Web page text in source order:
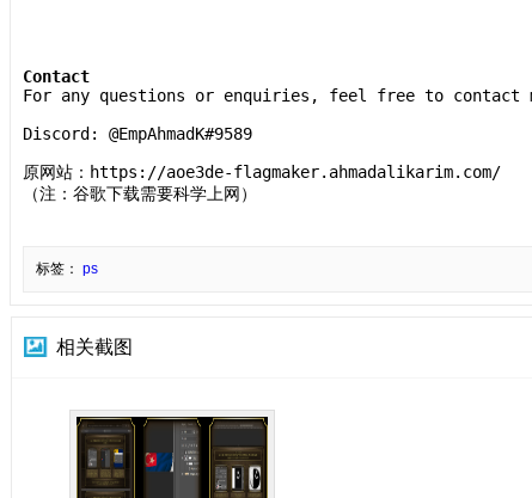
Contact
For any questions or enquiries, feel free to contact
Discord: @EmpAhmadK#9589
原网站：https://aoe3de-flagmaker.ahmadalikarim.com/
（注：谷歌下载需要科学上网）
标签： ps
相关截图